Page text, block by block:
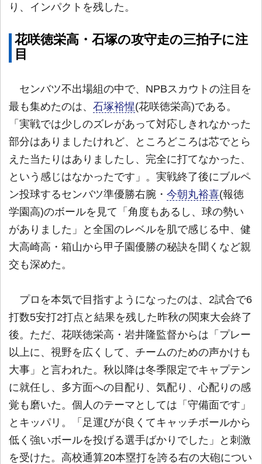
り、インパクトを残した。
花咲徳栄高・石塚の攻守走の三拍子に注
目
センバツ不出場組の中で、NPBスカウトの注目を
最も集めたのは、 石塚裕惺(花咲徳栄高)である。
「実戦では少しのズレがあって対応しきれなかった
部分はありましたけれど、ところどころは芯でとら
えた当たりはありましたし、完全に打てなかった、
という感じはなかったです」。実戦終了後にブルペ
ン投球するセンバツ準優勝右腕・ 今朝丸裕喜(報徳
学園高)のボールを見て「角度もあるし、球の勢い
がありました」と全国のレベルを肌で感じる中、健
大高崎高・箱山から甲子園優勝の秘訣を聞くなど親
交も深めた。
プロを本気で目指すようになったのは、2試合で6
打数5安打2打点と結果を残した昨秋の関東大会終了
後。ただ、花咲徳栄高・岩井隆監督からは「プレー
以上に、視野を広くして、チームのための声かけも
大事」と言われた。秋以降は冬季限定でキャプテン
に就任し、多方面への目配り、気配り、心配りの感
覚も磨いた。個人のテーマとしては「守備面です」
とキッパリ。「足運びが良くてキャッチボールから
低く強いボールを投げる選手ばかりでした」と刺激
を受けた。高校通算20本塁打を誇る右の大砲につい